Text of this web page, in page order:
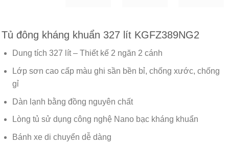
Tủ đông kháng khuẩn 327 lít KGFZ389NG2
Dung tích 327 lít – Thiết kế 2 ngăn 2 cánh
Lớp sơn cao cấp màu ghi sần bền bỉ, chống xước, chống
gỉ
Dàn lạnh bằng đồng nguyên chất
Lòng tủ sử dụng công nghệ Nano bạc kháng khuẩn
Bánh xe di chuyển dễ dàng